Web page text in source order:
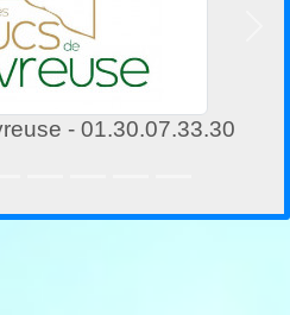
Network-Database -